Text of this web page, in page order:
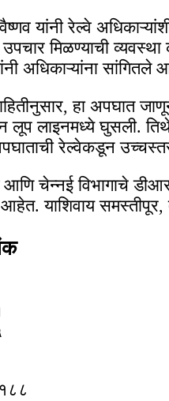
यांनी रेल्वे
मिळण्याची
अधिकाऱ्यांना सांगितले
हा अपघात
लूप लाइनमध्ये घुसली.
रेल्वेकडून
आणि चेन्नई विभागाचे
याशिवाय